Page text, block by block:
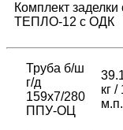
Комплект
ТЕПЛО-12 с ОДК
Труба б/ш
г/д
159х7/280
ППУ-ОЦ
кг /
м.п.